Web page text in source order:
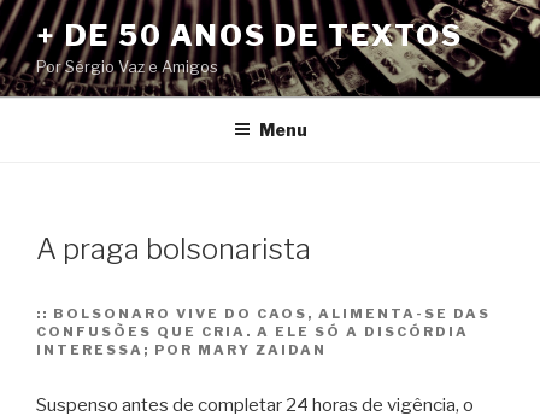
Pular
para
o
conteúdo
+ DE 50 ANOS DE TEXTOS
Por Sérgio Vaz e Amigos
Menu
A praga bolsonarista
:: BOLSONARO VIVE DO CAOS, ALIMENTA-SE DAS
CONFUSÕES QUE CRIA. A ELE SÓ A DISCÓRDIA
INTERESSA; POR MARY ZAIDAN
Suspenso antes de completar 24 horas de vigência, o